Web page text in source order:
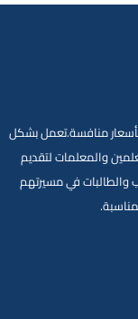
منافسة.تعمل بشكل
والمعلمات لتقديم
والطالبات في مسيرتهم